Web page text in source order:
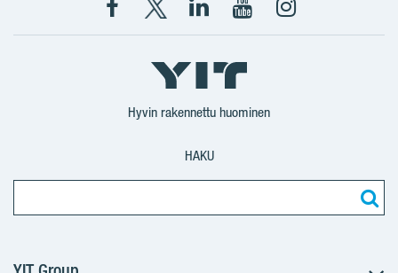
Facebook
X
YIT
Suomi
YIT
Corporation
YIT
Corporation
Instagram
Hyvin rakennettu huominen
HAKU